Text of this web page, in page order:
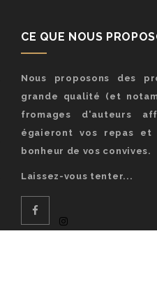
CE QUE NOUS
Nous proposons des
grande qualité (et
fromages d'auteurs
égaieront vos repas
bonheur de vos convives.
Laissez-vous tenter...